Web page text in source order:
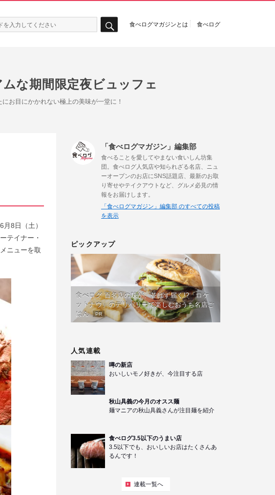
食べログマガジンとは 食べログ
な期間限定夜ビュッフェ
にお目にかかれない極上の美味が一堂に！
8日（土）
テイナー・
ニューを取
「食べログマガジン」編集部
食べることを愛してやまない食いしん坊集
団。食べログ人気店や知られざる名店、ニュ
ーオープンのお店にSNS話題店、最新のお取
り寄せやテイクアウトなど、グルメ必見の情
報をお届けします。
「食べログマガジン」編集部 のすべての投稿
を表示
ピックアップ
食べログ 百名店の味が、並ばず届く!?「ロケ
ットナウ」のデリバリーで楽しむおうち名店ご
はん
PR
人気連載
噂の新店
おいしいモノ好きが、今注目する店
秋山具義の今月のオスス麺
麺マニアの秋山具義さんが注目麺を紹介
食べログ3.5以下のうまい店
3.5以下でも、おいしいお店はたくさんあ
るんです！
連載一覧へ